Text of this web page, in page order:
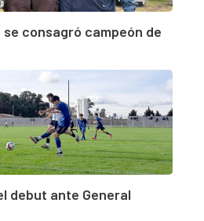
consagró campeón de
debut ante General